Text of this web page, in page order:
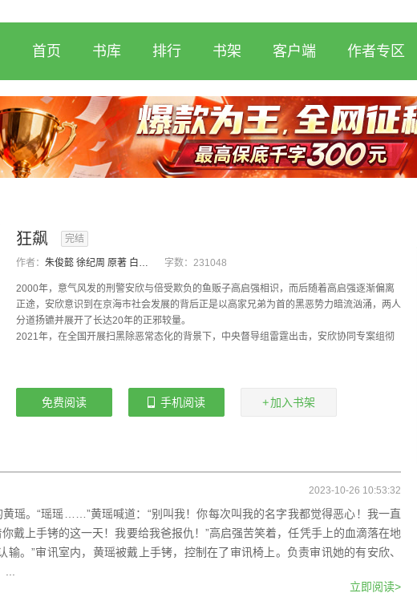
首页 书库 排行 书架 客户端 作者专区
狂飙 完结
作者： 朱俊懿 徐纪周 原著 白文君改编 字数： 231048
2000年，意气风发的刑警安欣与倍受欺负的鱼贩子高启强相识，而后随着高启强逐渐偏离
正途，安欣意识到在京海市社会发展的背后正是以高家兄弟为首的黑恶势力暗流汹涌，两人
分道扬镳并展开了长达20年的正邪较量。
2021年，在全国开展扫黑除恶常态化的背景下，中央督导组雷霆出击，安欣协同专案组彻
免费阅读 手机阅读 加入书架
2023-10-26 10:53:32
瑶。“瑶瑶……”黄瑶喊道：“别叫我！你每次叫我的名字我都觉得恶心！我一直
戴上手铐的这一天！我要给我爸报仇！”高启强苦笑着，任凭手上的血滴落在地
输。”审讯室内，黄瑶被戴上手铐，控制在了审讯椅上。负责审讯她的有安欣、
立即阅读>